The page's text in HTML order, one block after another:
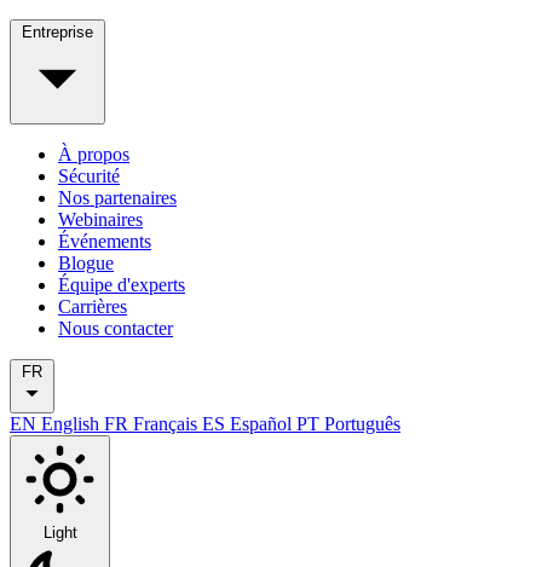
À propos
Sécurité
Nos partenaires
Webinaires
Événements
Blogue
Équipe d'experts
Carrières
Nous contacter
EN English FR Français ES Español PT Português
Light